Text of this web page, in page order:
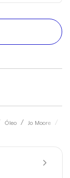
Óleo Jo Moore